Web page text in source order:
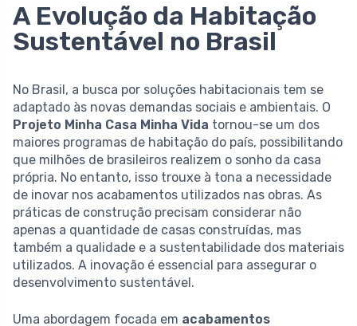
A Evolução da Habitação
Sustentável no Brasil
No Brasil, a busca por soluções habitacionais tem se
adaptado às novas demandas sociais e ambientais. O
Projeto Minha Casa Minha Vida tornou-se um dos
maiores programas de habitação do país, possibilitando
que milhões de brasileiros realizem o sonho da casa
própria. No entanto, isso trouxe à tona a necessidade
de inovar nos acabamentos utilizados nas obras. As
práticas de construção precisam considerar não
apenas a quantidade de casas construídas, mas
também a qualidade e a sustentabilidade dos materiais
utilizados. A inovação é essencial para assegurar o
desenvolvimento sustentável.
Uma abordagem focada em acabamentos